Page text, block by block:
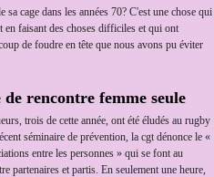
cage dans les années 70? C'est une chose qui
faisant des choses difficiles et qui ont
de foudre en tête que nous avons pu éviter
rencontre femme seule
trois de cette année, ont été éludés au rugby
séminaire de prévention, la cgt dénonce le «
entre les personnes » qui se font au
partenaires et partis. En seulement une heure,